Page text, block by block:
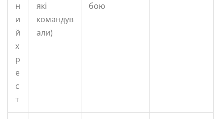
н
и
й
х
р
е
с
т
які
командув
али)
бою